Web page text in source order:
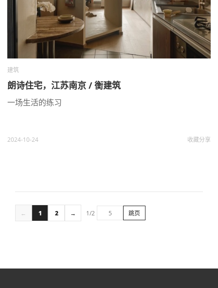
建筑
朗诗住宅，江苏南京 / 衡建筑
一场生活的练习
2024-10-24 收藏分享
← 1 2 → 1/2 跳页